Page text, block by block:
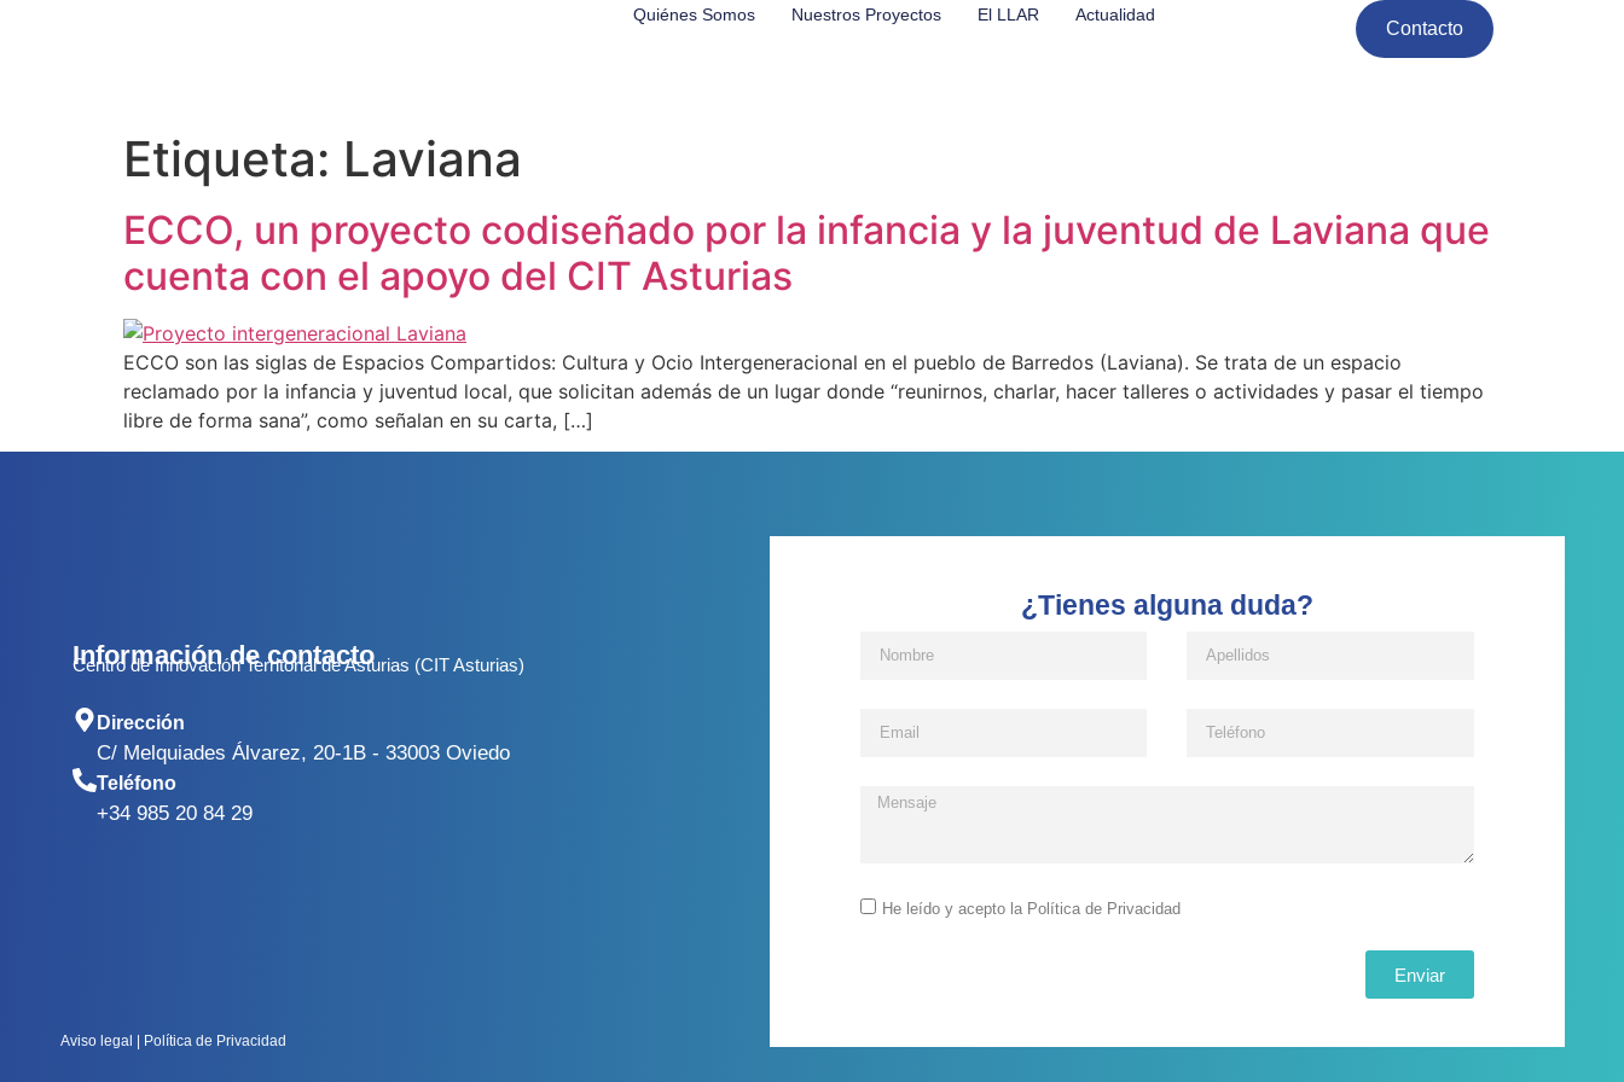
Quiénes Somos Nuestros Proyectos El LLAR Actualidad
Contacto
Etiqueta: Laviana
ECCO, un proyecto codiseñado por la infancia y la juventud de Laviana que
cuenta con el apoyo del CIT Asturias
ECCO son las siglas de Espacios Compartidos: Cultura y Ocio Intergeneracional en el pueblo de Barredos (Laviana). Se trata de un espacio
reclamado por la infancia y juventud local, que solicitan además de un lugar donde “reunirnos, charlar, hacer talleres o actividades y pasar el tiempo
libre de forma sana”, como señalan en su carta, […]
Información de contacto
Centro de Innovación Territorial de Asturias (CIT Asturias)
Dirección
C/ Melquiades Álvarez, 20-1B - 33003 Oviedo
Teléfono
+34 985 20 84 29
¿Tienes alguna duda?
He leído y acepto la Política de Privacidad
Enviar
Aviso legal Política de Privacidad